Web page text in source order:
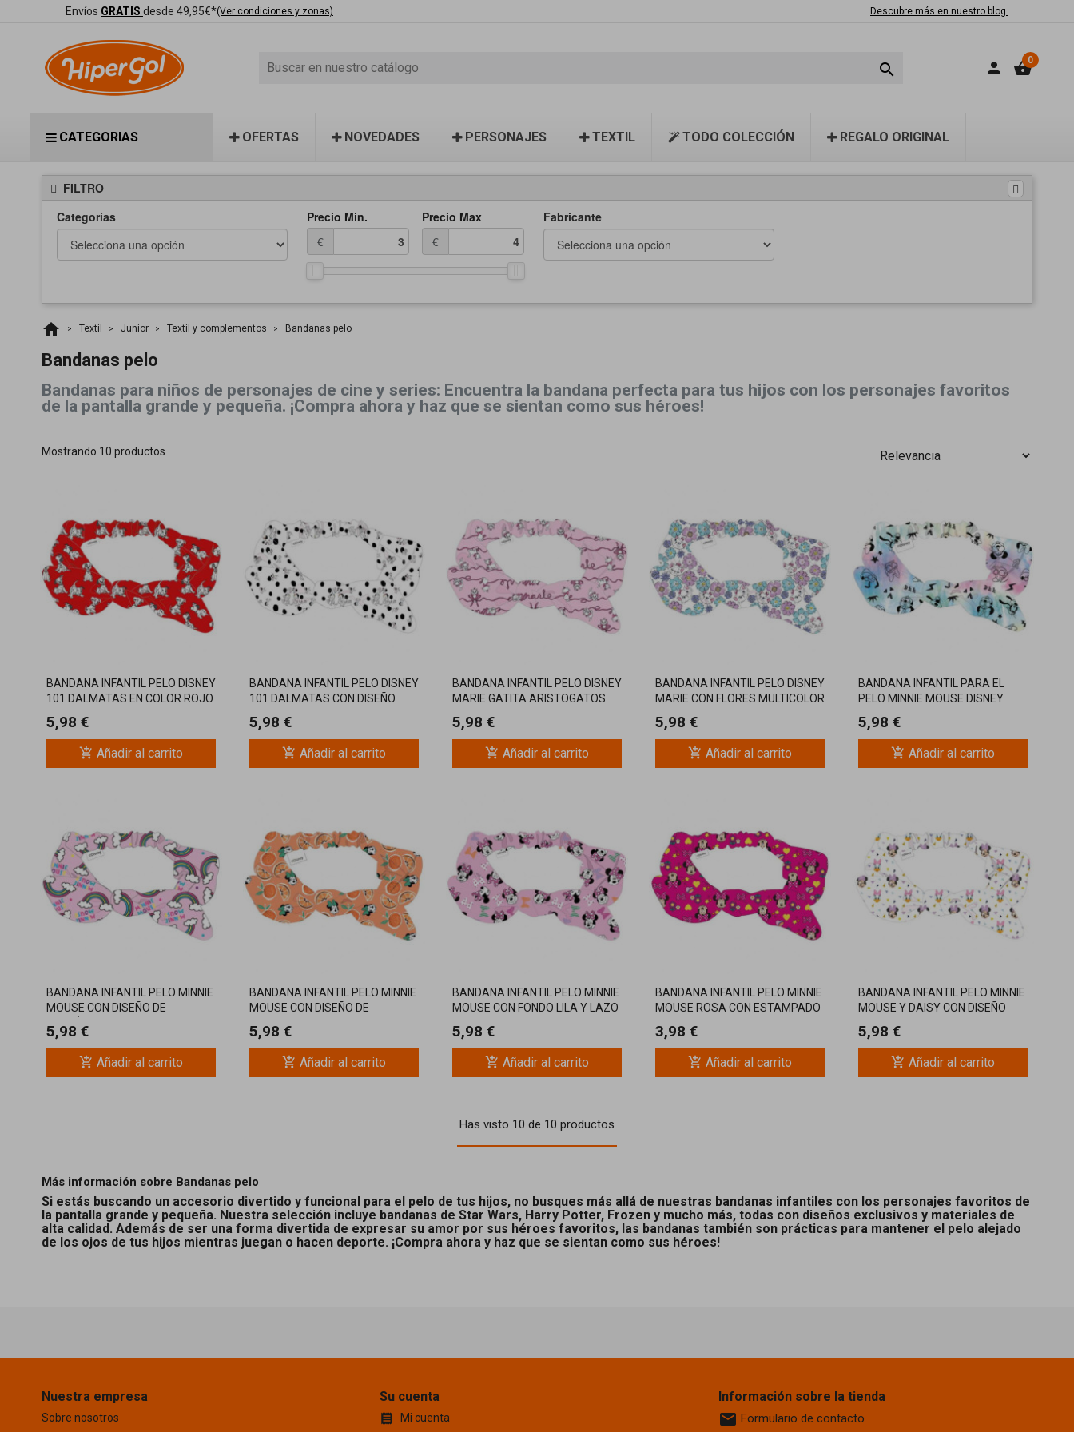
Envíos GRATIS desde 49,95€*(Ver condiciones y zonas) Descubre más en nuestro blog.
 person shopping_basket0
CATEGORIAS OFERTAS NOVEDADES PERSONAJES TEXTIL TODO COLECCIÓN REGALO ORIGINAL
FILTRO
Categorías
Precio Min.
€
Precio Max
€
Fabricante
home Textil Junior Textil y complementos Bandanas pelo
Bandanas pelo
Bandanas para niños de personajes de cine y series: Encuentra la bandana perfecta para tus hijos con los personajes favoritos
de la pantalla grande y pequeña. ¡Compra ahora y haz que se sientan como sus héroes!
Mostrando 10 productos
BANDANA INFANTIL PELO DISNEY
101 DALMATAS EN COLOR ROJO
5,98 €
add_shopping_cart Añadir al carrito
BANDANA INFANTIL PELO DISNEY
101 DALMATAS CON DISEÑO
5,98 €
add_shopping_cart Añadir al carrito
BANDANA INFANTIL PELO DISNEY
MARIE GATITA ARISTOGATOS
5,98 €
add_shopping_cart Añadir al carrito
BANDANA INFANTIL PELO DISNEY
MARIE CON FLORES MULTICOLOR
5,98 €
add_shopping_cart Añadir al carrito
BANDANA INFANTIL PARA EL
PELO MINNIE MOUSE DISNEY
5,98 €
add_shopping_cart Añadir al carrito
BANDANA INFANTIL PELO MINNIE
MOUSE CON DISEÑO DE
5,98 €
add_shopping_cart Añadir al carrito
BANDANA INFANTIL PELO MINNIE
MOUSE CON DISEÑO DE
5,98 €
add_shopping_cart Añadir al carrito
BANDANA INFANTIL PELO MINNIE
MOUSE CON FONDO LILA Y LAZO
5,98 €
add_shopping_cart Añadir al carrito
BANDANA INFANTIL PELO MINNIE
MOUSE ROSA CON ESTAMPADO
3,98 €
add_shopping_cart Añadir al carrito
BANDANA INFANTIL PELO MINNIE
MOUSE Y DAISY CON DISEÑO
5,98 €
add_shopping_cart Añadir al carrito
Has visto 10 de 10 productos
Más información sobre Bandanas pelo
Si estás buscando un accesorio divertido y funcional para el pelo de tus hijos, no busques más allá de nuestras bandanas infantiles con los personajes favoritos de
la pantalla grande y pequeña. Nuestra selección incluye bandanas de Star Wars, Harry Potter, Frozen y mucho más, todas con diseños exclusivos y materiales de
alta calidad. Además de ser una forma divertida de expresar su amor por sus héroes favoritos, las bandanas también son prácticas para mantener el pelo alejado
de los ojos de tus hijos mientras juegan o hacen deporte. ¡Compra ahora y haz que se sientan como sus héroes!
Nuestra empresa
Sobre nosotros
Su cuenta
 Mi cuenta
Información sobre la tienda
email Formulario de contacto